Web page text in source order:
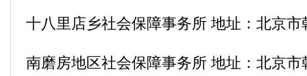
十八里店乡社会保障事务所 地址：北京市
南磨房地区社会保障事务所 地址：北京市